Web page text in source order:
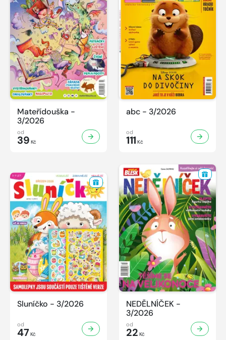
Mateřídouška -
3/2026
od
39 Kč
abc - 3/2026
od
111 Kč
Sluníčko - 3/2026
od
47 Kč
NEDĚLNÍČEK -
3/2026
od
22 Kč